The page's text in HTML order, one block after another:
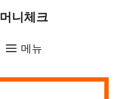
머니체크
메뉴